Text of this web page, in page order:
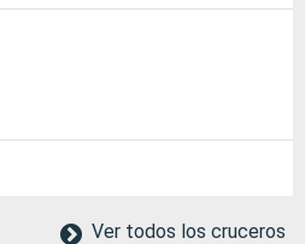
Ver todos los cruceros